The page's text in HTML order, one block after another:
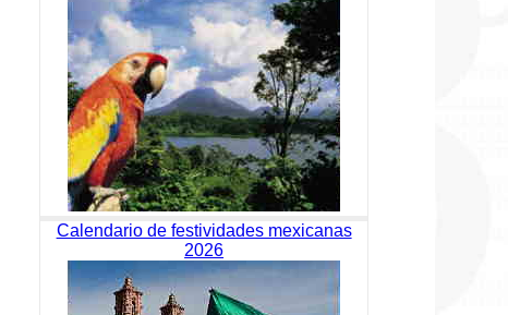
Calendario de festividades mexicanas
2026